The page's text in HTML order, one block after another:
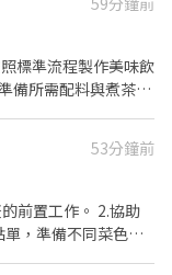
津貼、交通津貼、
禮券、團體競賽激
雙倍薪。 ⭑ 每個月一
獎金/年終獎金/業績
標準流程製作美味飲
備所需配料與煮茶
到學校期中考或突
性規定 💰【薪
內提供免費飲品 📍
內，上下班交通超級
53分鐘前
前置工作。 2.協助
，準備不同菜色所